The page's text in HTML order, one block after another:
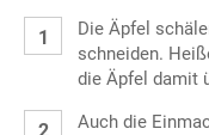
Die Äpfel
schneiden.
die Äpfel damit
Auch die